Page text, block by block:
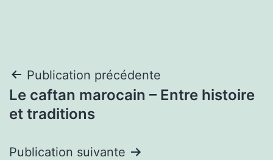
Navigation
de
Publication précédente
Le caftan marocain – Entre histoire
et traditions
Publication suivante